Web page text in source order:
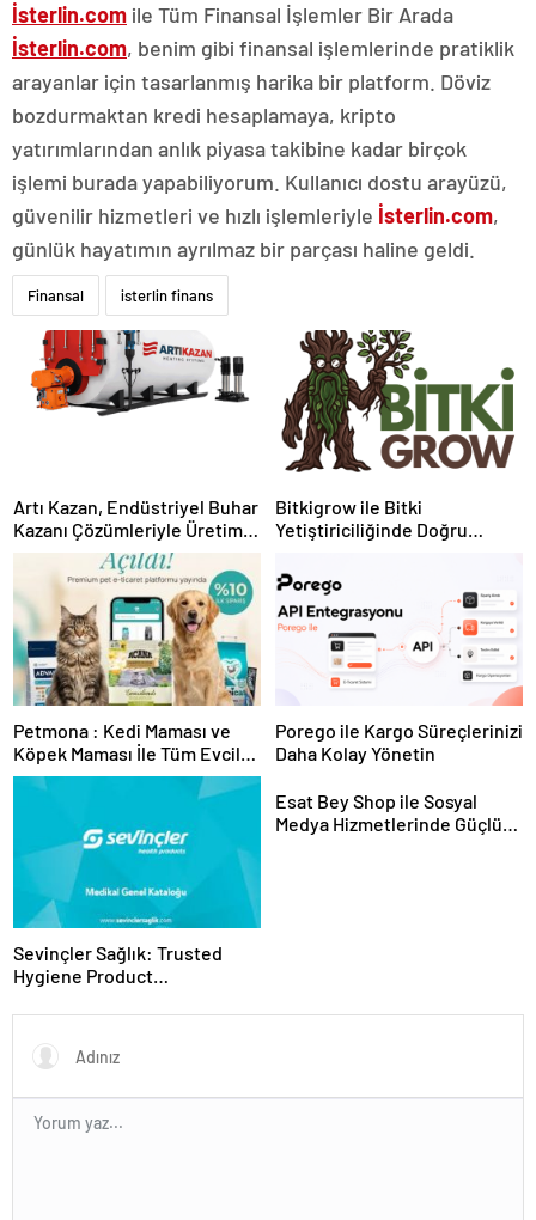
İsterlin.com ile Tüm Finansal İşlemler Bir Arada
İsterlin.com, benim gibi finansal işlemlerinde pratiklik
arayanlar için tasarlanmış harika bir platform. Döviz
bozdurmaktan kredi hesaplamaya, kripto
yatırımlarından anlık piyasa takibine kadar birçok
işlemi burada yapabiliyorum. Kullanıcı dostu arayüzü,
güvenilir hizmetleri ve hızlı işlemleriyle İsterlin.com,
günlük hayatımın ayrılmaz bir parçası haline geldi.
Finansal isterlin finans
Artı Kazan, Endüstriyel Buhar
Kazanı Çözümleriyle Üretim
Tesislerine Verimli Sistemler
Sunuyor
Bitkigrow ile Bitki
Yetiştiriciliğinde Doğru
Petmona : Kedi Maması ve
Köpek Maması İle Tüm Evcil
Hayvan Ürünleri
Porego ile Kargo Süreçlerinizi
Daha Kolay Yönetin
Sevinçler Sağlık: Trusted
Hygiene Product
Esat Bey Shop ile Sosyal
Medya Hizmetlerinde Güçlü